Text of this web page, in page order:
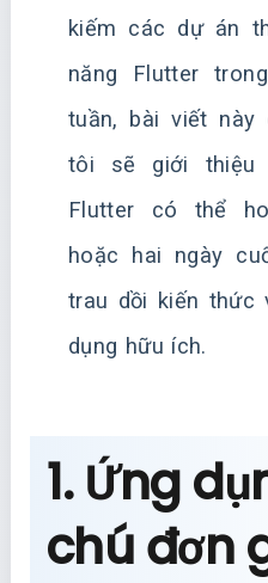
kiếm các dự án
năng Flutter
tuần, bài viết này
tôi sẽ giới
Flutter có thể
hoặc hai ngày
trau dồi kiến thức
dụng hữu ích.
1. Ứng
chú đơn